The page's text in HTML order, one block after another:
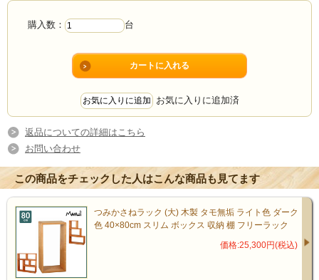
購入数： 台
お気に入りに追加済
返品についての詳細はこちら
お問い合わせ
この商品をチェックした人はこんな商品も見てます
つみかさねラック (大) 木製 タモ無垢 ライト色 ダーク
色 40×80cm スリム ボックス 収納 棚 フリーラック
価格:25,300円(税込)